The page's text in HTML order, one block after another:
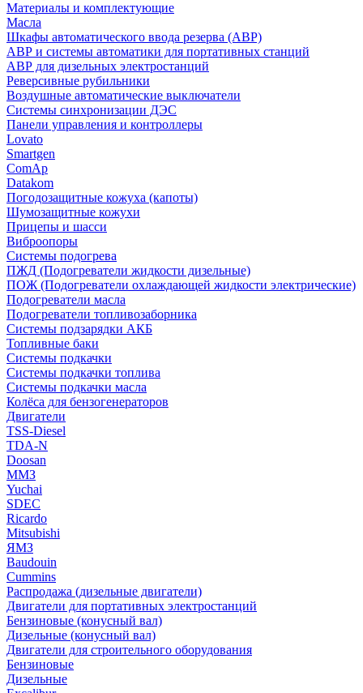
Материалы и комплектующие
Масла
Шкафы автоматического ввода резерва (АВР)
АВР и системы автоматики для портативных станций
АВР для дизельных электростанций
Реверсивные рубильники
Воздушные автоматические выключатели
Системы синхронизации ДЭС
Панели управления и контроллеры
Lovato
Smartgen
ComAp
Datakom
Погодозащитные кожуха (капоты)
Шумозащитные кожухи
Прицепы и шасси
Виброопоры
Системы подогрева
ПЖД (Подогреватели жидкости дизельные)
ПОЖ (Подогреватели охлаждающей жидкости электрические)
Подогреватели масла
Подогреватели топливозаборника
Системы подзарядки АКБ
Топливные баки
Системы подкачки
Системы подкачки топлива
Системы подкачки масла
Колёса для бензогенераторов
Двигатели
TSS-Diesel
TDA-N
Doosan
ММЗ
Yuchai
SDEC
Ricardo
Mitsubishi
ЯМЗ
Baudouin
Cummins
Распродажа (дизельные двигатели)
Двигатели для портативных электростанций
Бензиновые (конусный вал)
Дизельные (конусный вал)
Двигатели для строительного оборудования
Бензиновые
Дизельные